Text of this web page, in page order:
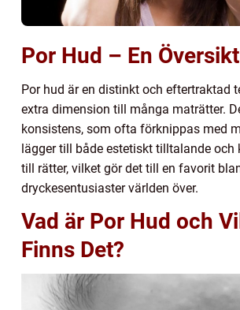
Por Hud – En Översikt
Por hud är en distinkt och eftertraktad
extra dimension till många maträtter.
konsistens, som ofta förknippas med
lägger till både estetiskt tilltalande och
till rätter, vilket gör det till en favorit
dryckesentusiaster världen över.
Vad är Por Hud och
Finns Det?